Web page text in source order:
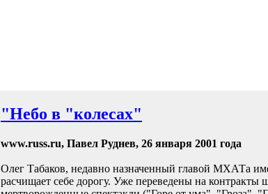
"Небо в "колесах"
www.russ.ru, Павел Руднев, 26 января 2001 года
Олег Табаков, недавно назначенный главой МХАТа
расчищает себе дорогу. Уже переведены на контракты